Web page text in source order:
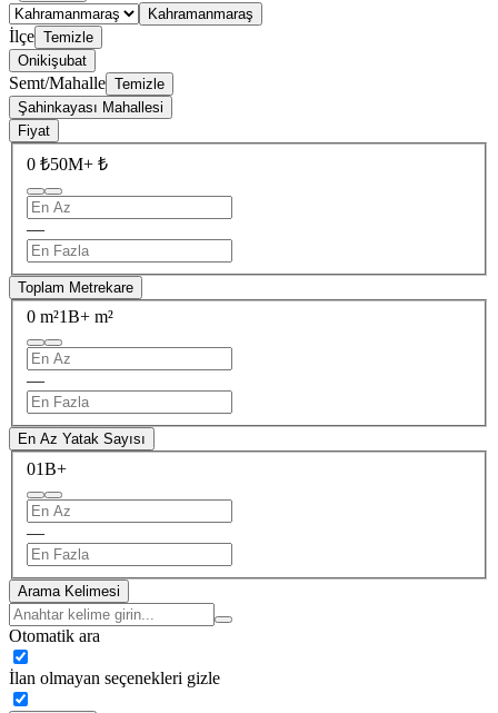
Kahramanmaraş
İlçe Temizle
Onikişubat
Semt/Mahalle Temizle
Şahinkayası Mahallesi
Fiyat
0 ₺50M+ ₺
—
Toplam Metrekare
0 m²1B+ m²
—
En Az Yatak Sayısı
01B+
—
Arama Kelimesi
Otomatik ara
İlan olmayan seçenekleri gizle